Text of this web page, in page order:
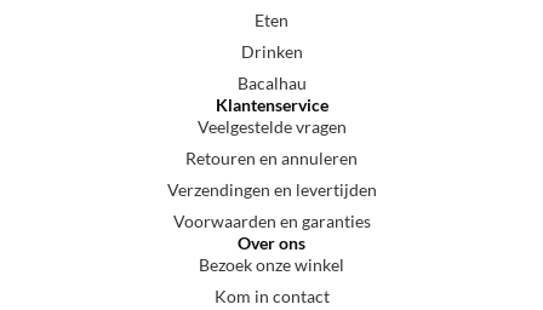
Eten
Drinken
Bacalhau
Klantenservice
Veelgestelde vragen
Retouren en annuleren
Verzendingen en levertijden
Voorwaarden en garanties
Over ons
Bezoek onze winkel
Kom in contact